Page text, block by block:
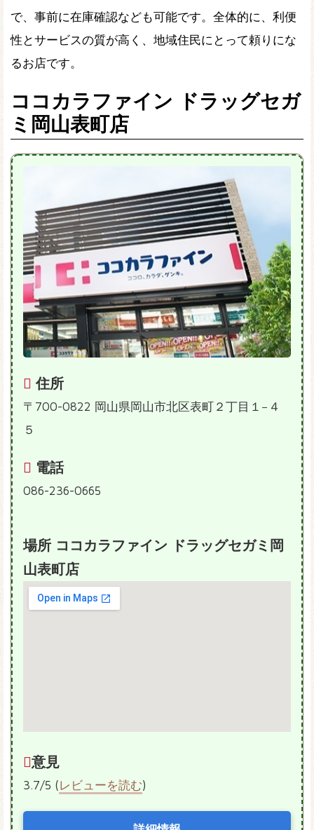
で、事前に在庫確認なども可能です。全体的に、利便
性とサービスの質が高く、地域住民にとって頼りにな
るお店です。
ココカラファイン ドラッグセガ
ミ岡山表町店
住所
〒700-0822 岡山県岡山市北区表町２丁目１−４
５
電話
086-236-0665
場所 ココカラファイン ドラッグセガミ岡
山表町店
意見
3.7/5 (レビューを読む)